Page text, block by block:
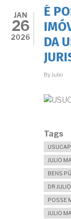
JAN
26
2026
É
DA
By Julio
Tags
JULIO
BENS
DR
POSSE
JULIO